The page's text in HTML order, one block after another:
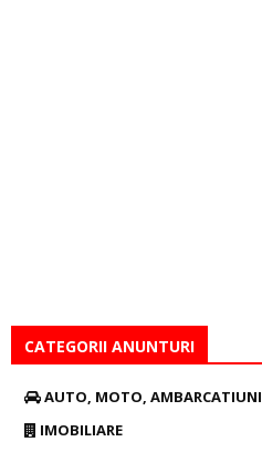
CATEGORII ANUNTURI
AUTO, MOTO, AMBARCATIUNI
IMOBILIARE